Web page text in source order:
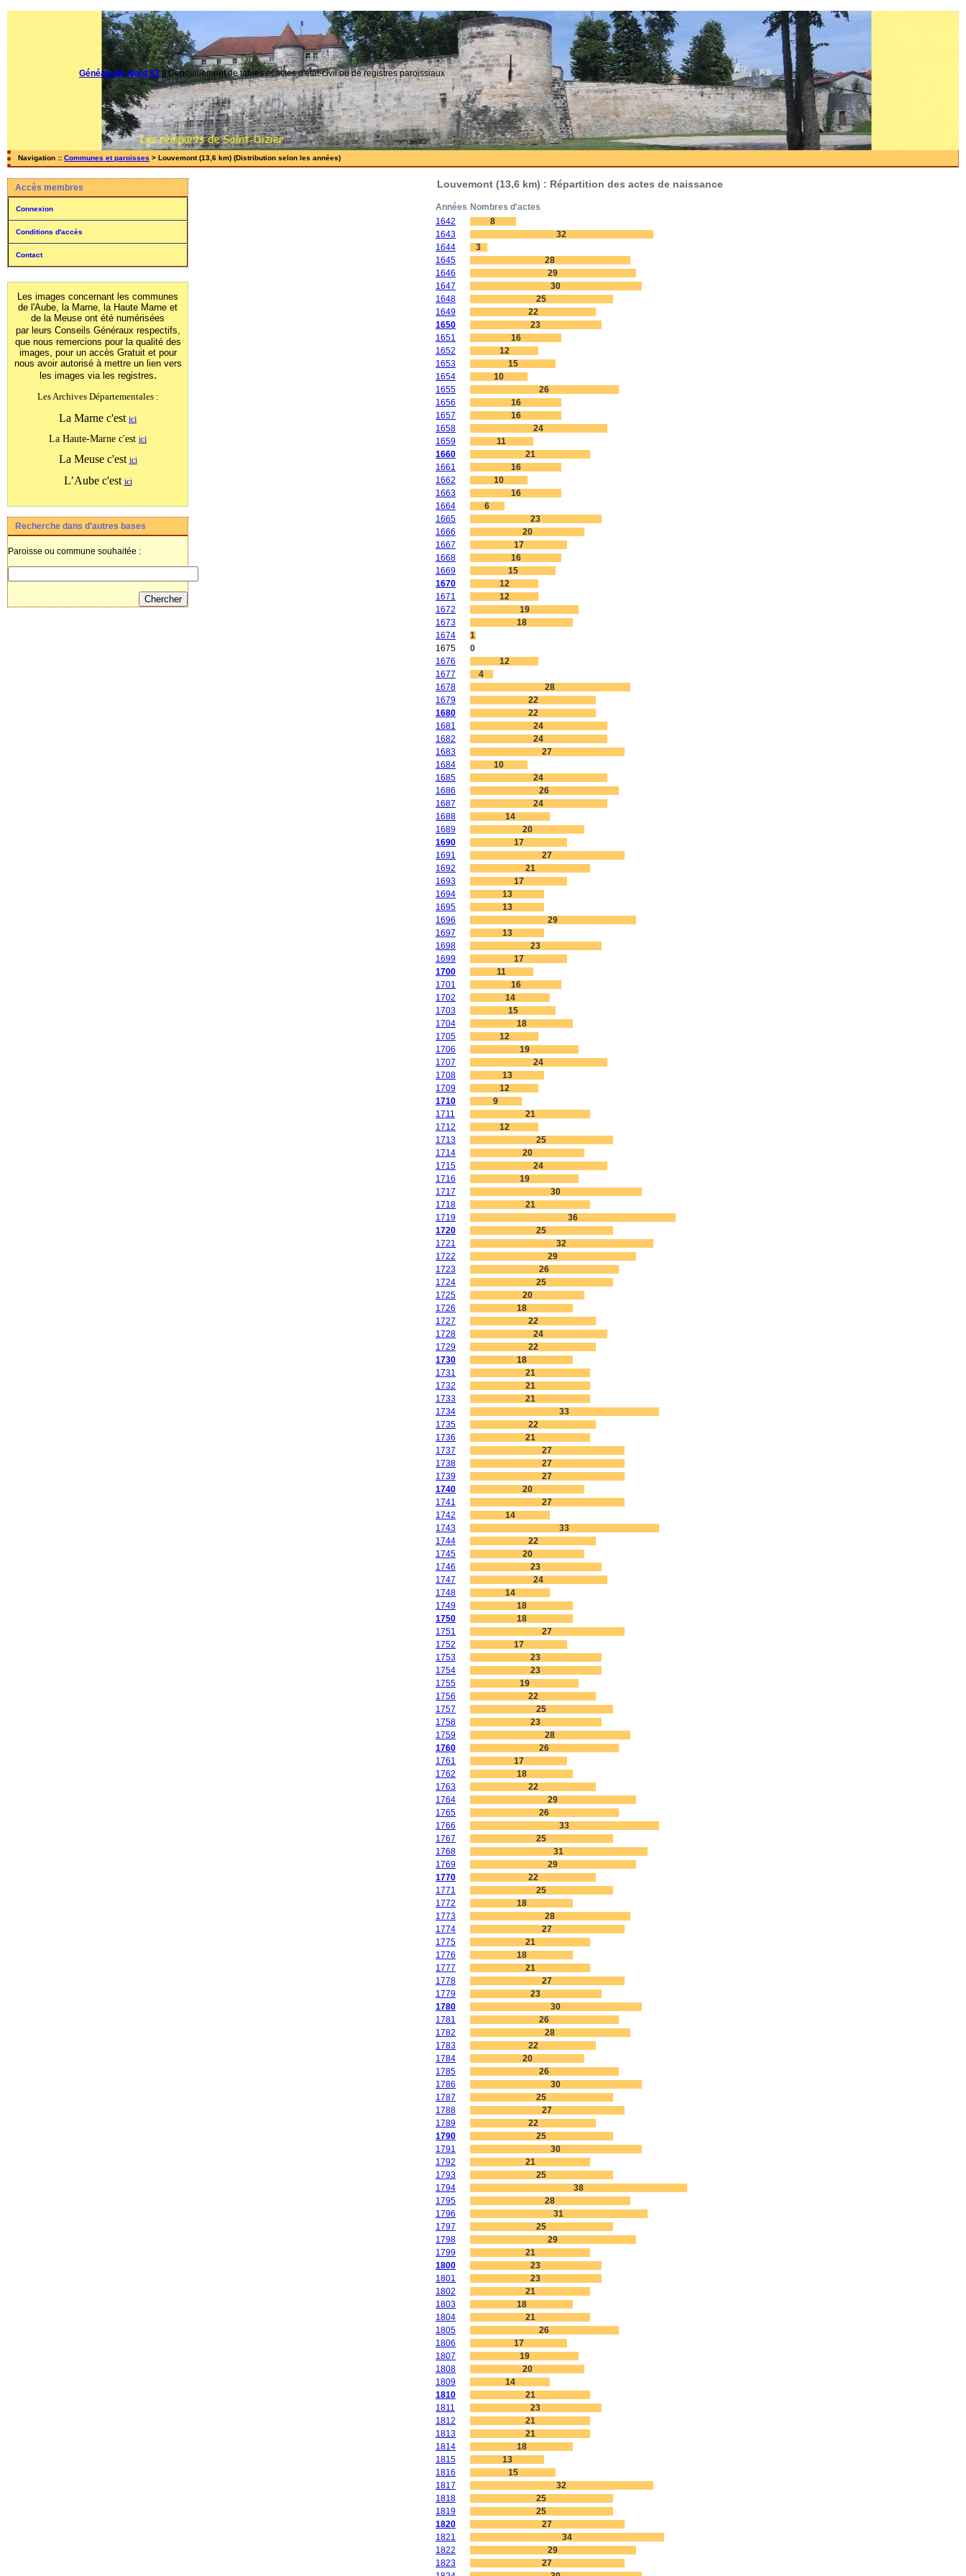
Généalogie Nord 52|| Dépouillement de tables et actes d'état-civil ou de registres paroissiaux
Navigation :: Communes et paroisses > Louvemont (13,6 km) (Distribution selon les années)
Accès membres
Connexion
Conditions d'accès
Contact
Les images concernant les communes
de l'Aube, la Marne, la Haute Marne et
de la Meuse ont été numérisées
par leurs Conseils Généraux respectifs,
que nous remercions pour la qualité des
images, pour un accès Gratuit et pour
nous avoir autorisé à mettre un lien vers
les images via les registres.
Les Archives Départementales :
La Marne c'est ici
La Haute-Marne c'est ici
La Meuse c'est ici
L’Aube c'est ici
Recherche dans d'autres bases
Paroisse ou commune souhaitée :
Louvemont (13,6 km) : Répartition des actes de naissance
Années Nombres d'actes
1642
8
1643
32
1644
3
1645
28
1646
29
1647
30
1648
25
1649
22
1650
23
1651
16
1652
12
1653
15
1654
10
1655
26
1656
16
1657
16
1658
24
1659
11
1660
21
1661
16
1662
10
1663
16
1664
6
1665
23
1666
20
1667
17
1668
16
1669
15
1670
12
1671
12
1672
19
1673
18
1674
1
1675
0
1676
12
1677
4
1678
28
1679
22
1680
22
1681
24
1682
24
1683
27
1684
10
1685
24
1686
26
1687
24
1688
14
1689
20
1690
17
1691
27
1692
21
1693
17
1694
13
1695
13
1696
29
1697
13
1698
23
1699
17
1700
11
1701
16
1702
14
1703
15
1704
18
1705
12
1706
19
1707
24
1708
13
1709
12
1710
9
1711
21
1712
12
1713
25
1714
20
1715
24
1716
19
1717
30
1718
21
1719
36
1720
25
1721
32
1722
29
1723
26
1724
25
1725
20
1726
18
1727
22
1728
24
1729
22
1730
18
1731
21
1732
21
1733
21
1734
33
1735
22
1736
21
1737
27
1738
27
1739
27
1740
20
1741
27
1742
14
1743
33
1744
22
1745
20
1746
23
1747
24
1748
14
1749
18
1750
18
1751
27
1752
17
1753
23
1754
23
1755
19
1756
22
1757
25
1758
23
1759
28
1760
26
1761
17
1762
18
1763
22
1764
29
1765
26
1766
33
1767
25
1768
31
1769
29
1770
22
1771
25
1772
18
1773
28
1774
27
1775
21
1776
18
1777
21
1778
27
1779
23
1780
30
1781
26
1782
28
1783
22
1784
20
1785
26
1786
30
1787
25
1788
27
1789
22
1790
25
1791
30
1792
21
1793
25
1794
38
1795
28
1796
31
1797
25
1798
29
1799
21
1800
23
1801
23
1802
21
1803
18
1804
21
1805
26
1806
17
1807
19
1808
20
1809
14
1810
21
1811
23
1812
21
1813
21
1814
18
1815
13
1816
15
1817
32
1818
25
1819
25
1820
27
1821
34
1822
29
1823
27